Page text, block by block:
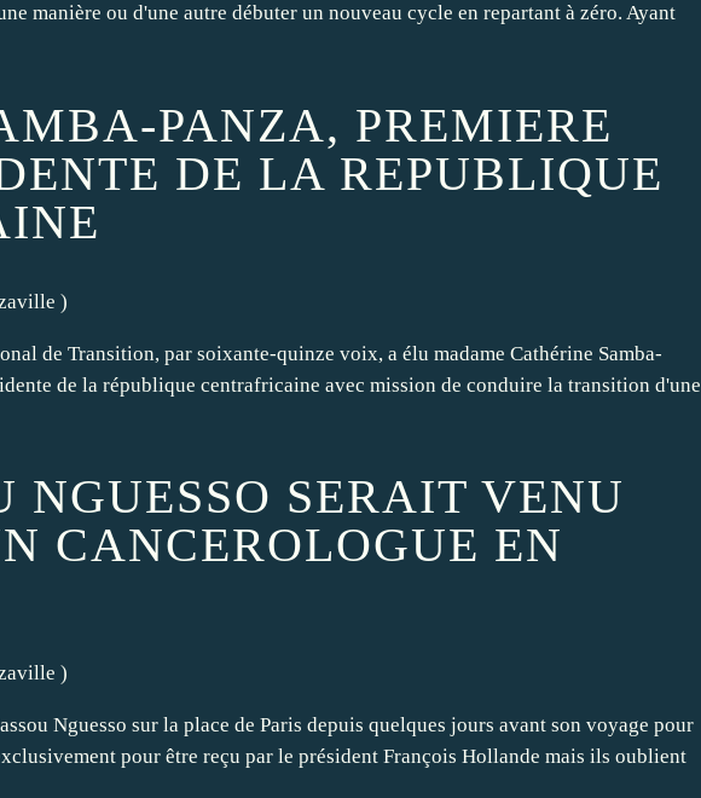
manière ou d'une autre débuter un nouveau cycle en repartant à zéro. Ayant
PANZA, PREMIERE
DE LA REPUBLIQUE
)
de Transition, par soixante-quinze voix, a élu madame Cathérine Samba-
de la république centrafricaine avec mission de conduire la transition d'une
NGUESSO SERAIT VENU
CANCEROLOGUE EN
)
Nguesso sur la place de Paris depuis quelques jours avant son voyage pour
pour être reçu par le président François Hollande mais ils oublient